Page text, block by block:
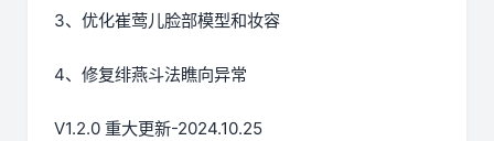
3、优化崔莺儿脸部模型和妆容
4、修复绯燕斗法瞧向异常
V1.2.0 重大更新-2024.10.25